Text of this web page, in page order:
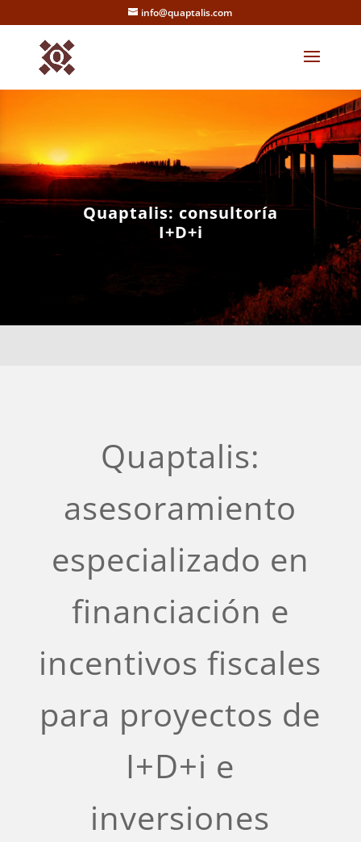
info@quaptalis.com
Quaptalis: consultoría
I+D+i
Quaptalis:
asesoramiento
especializado en
financiación e
incentivos fiscales
para proyectos de
I+D+i e
inversiones